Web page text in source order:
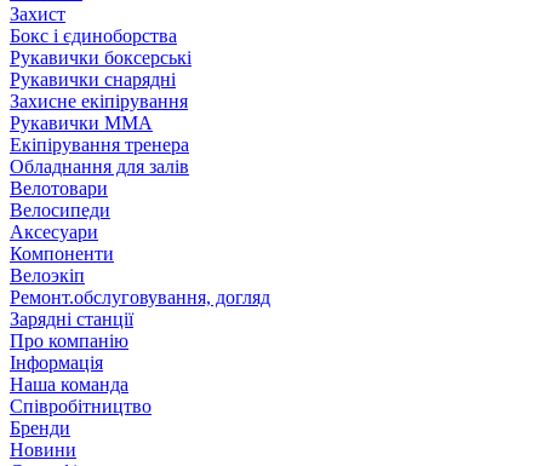
Захист
Бокс і єдиноборства
Рукавички боксерські
Рукавички снарядні
Захисне екіпірування
Рукавички ММА
Екіпірування тренера
Обладнання для залів
Велотовари
Велосипеди
Аксесуари
Компоненти
Велоэкіп
Ремонт.обслуговування, догляд
Зарядні станції
Про компанію
Інформація
Наша команда
Співробітництво
Бренди
Новини